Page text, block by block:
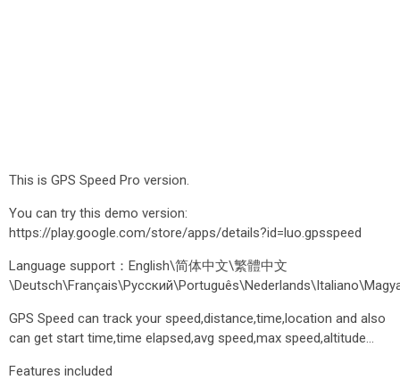
This is GPS Speed Pro version.
You can try this demo version:
https://play.google.com/store/apps/details?id=luo.gpsspeed
Language support：English\简体中文\繁體中文
GPS Speed can track your speed,distance,time,location and also
can get start time,time elapsed,avg speed,max speed,altitude...
Features included